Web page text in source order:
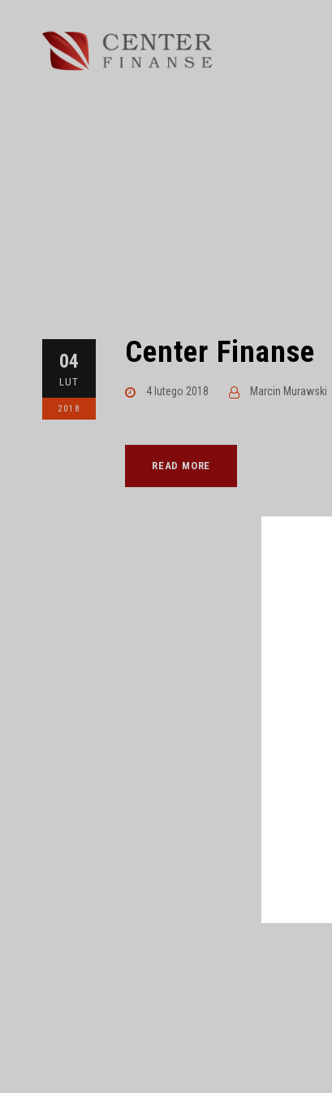
04
LUT
2018
Center Finanse
4 lutego 2018 Marcin Murawski
READ MORE